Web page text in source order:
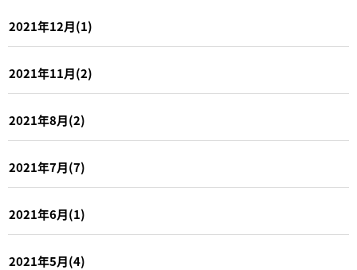
2021年12月(1)
2021年11月(2)
2021年8月(2)
2021年7月(7)
2021年6月(1)
2021年5月(4)